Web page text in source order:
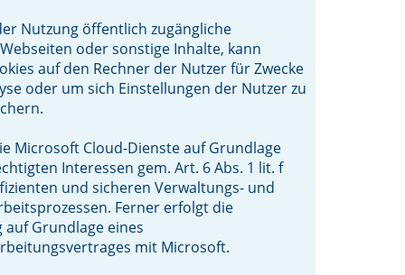
Nutzung öffentlich zugängliche
oder sonstige Inhalte, kann
auf den Rechner der Nutzer für Zwecke
oder um sich Einstellungen der Nutzer zu
Microsoft Cloud-Dienste auf Grundlage
Interessen gem. Art. 6 Abs. 1 lit. f
und sicheren Verwaltungs- und
Ferner erfolgt die
Grundlage eines
mit Microsoft.